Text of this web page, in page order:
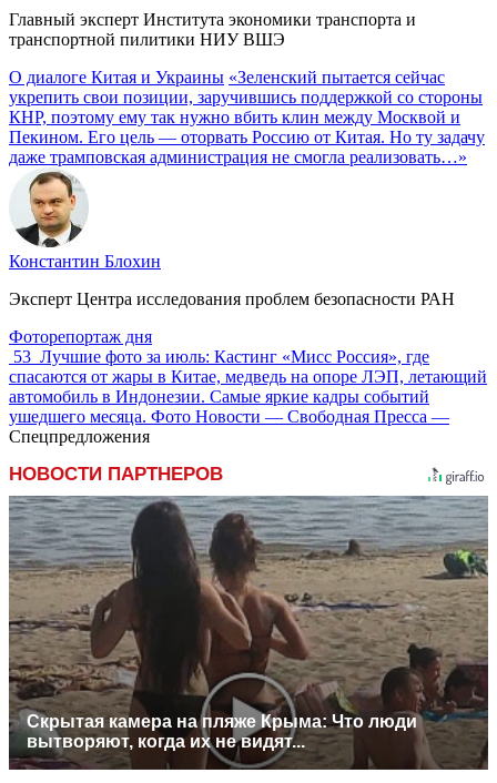
Главный эксперт Института экономики транспорта и
транспортной пилитики НИУ ВШЭ
О диалоге Китая и Украины «Зеленский пытается сейчас
укрепить свои позиции, заручившись поддержкой со стороны
КНР, поэтому ему так нужно вбить клин между Москвой и
Пекином. Его цель — оторвать Россию от Китая. Но ту задачу
даже трамповская администрация не смогла реализовать…»
Константин Блохин
Эксперт Центра исследования проблем безопасности РАН
Фоторепортаж дня
53 Лучшие фото за июль: Кастинг «Мисс Россия», где
спасаются от жары в Китае, медведь на опоре ЛЭП, летающий
автомобиль в Индонезии. Самые яркие кадры событий
ушедшего месяца. Фото Новости — Свободная Пресса —
Спецпредложения
НОВОСТИ ПАРТНЕРОВ
Скрытая камера на пляже Крыма: Что люди
вытворяют, когда их не видят...